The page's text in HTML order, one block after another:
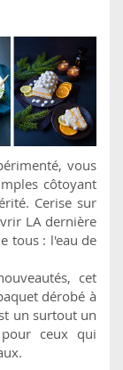
vous
côtoyant
Cerise sur
LA dernière
tous : l'eau de
cet
dérobé à
un surtout un
ceux qui